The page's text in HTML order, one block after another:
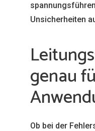
Unsicherheiten
genau
Ob bei der